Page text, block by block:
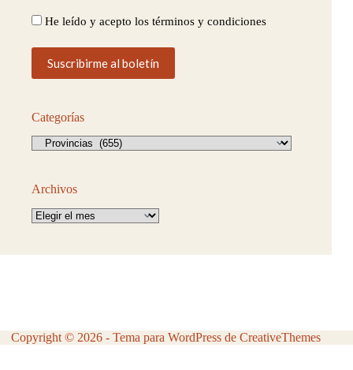
He leído y acepto los términos y condiciones
Categorías
Categorías
Archivos
Archivos
Copyright © 2026 - Tema para WordPress deCreativeThemes